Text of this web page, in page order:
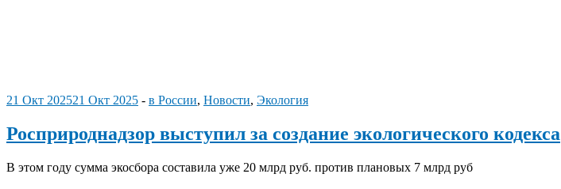
21 Окт 202521 Окт 2025 - в России, Новости, Экология
Росприроднадзор выступил за создание экологического кодекса
В этом году сумма экосбора составила уже 20 млрд руб. против плановых 7 млрд руб